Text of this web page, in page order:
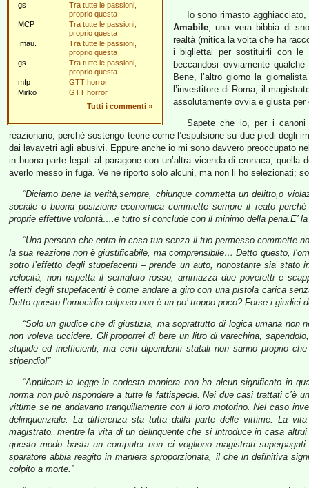
gs
Tra tutte le passioni,
proprio questa
MCP
Tra tutte le passioni,
proprio questa
.mau.
Tra tutte le passioni,
proprio questa
gs
Tra tutte le passioni,
proprio questa
mfp
GTT horror
Mirko
GTT horror
Tutti i commenti »
Io sono rimasto
Amabile, una vera bibbia di
realtà (mitica la volta che ha
i bigliettai per sostituirli con
beccandosi ovviamente
Bene, l’altro giorno la
l’investitore di Roma, il
assolutamente ovvia e giusta
Sapete che io, per i canoni
reazionario, perché sostengo teorie come l’espulsione su due piedi degli
dai lavavetri agli abusivi. Eppure anche io mi sono davvero preoccupato
in buona parte legati al paragone con un’altra vicenda di cronaca, quella
averlo messo in fuga. Ve ne riporto solo alcuni, ma non li ho selezionati;
“Diciamo bene la verità,sempre, chiunque commetta un delitto,o
sociale o buona posizione economica commette sempre il reato
proprie effettive volontà….e tutto si conclude con il minimo della pena.E’
“Una persona che entra in casa tua senza il tuo permesso commette
la sua reazione non è giustificabile, ma comprensibile… Detto questo,
sotto l’effetto degli stupefacenti – prende un auto, nonostante sia
velocità, non rispetta il semaforo rosso, ammazza due poveretti e
effetti degli stupefacenti è come andare a giro con una pistola carica
Detto questo l’omocidio colposo non è un po’ troppo poco? Forse i giudici
“Solo un giudice che di giustizia, ma soprattutto di logica umana
non voleva uccidere. Gli proporrei di bere un litro di varechina,
stupide ed inefficienti, ma certi dipendenti statali non sanno proprio
stipendio!”
“Applicare la legge in codesta maniera non ha alcun significato in
norma non può rispondere a tutte le fattispecie. Nei due casi trattati c’è
vittime se ne andavano tranquillamente con il loro motorino. Nel caso
delinquenziale. La differenza sta tutta dalla parte delle vittime. La
magistrato, mentre la vita di un delinquente che si introduce in casa
questo modo basta un computer non ci vogliono magistrati
sparatore abbia reagito in maniera sproporzionata, il che in definitiva
colpito a morte.”